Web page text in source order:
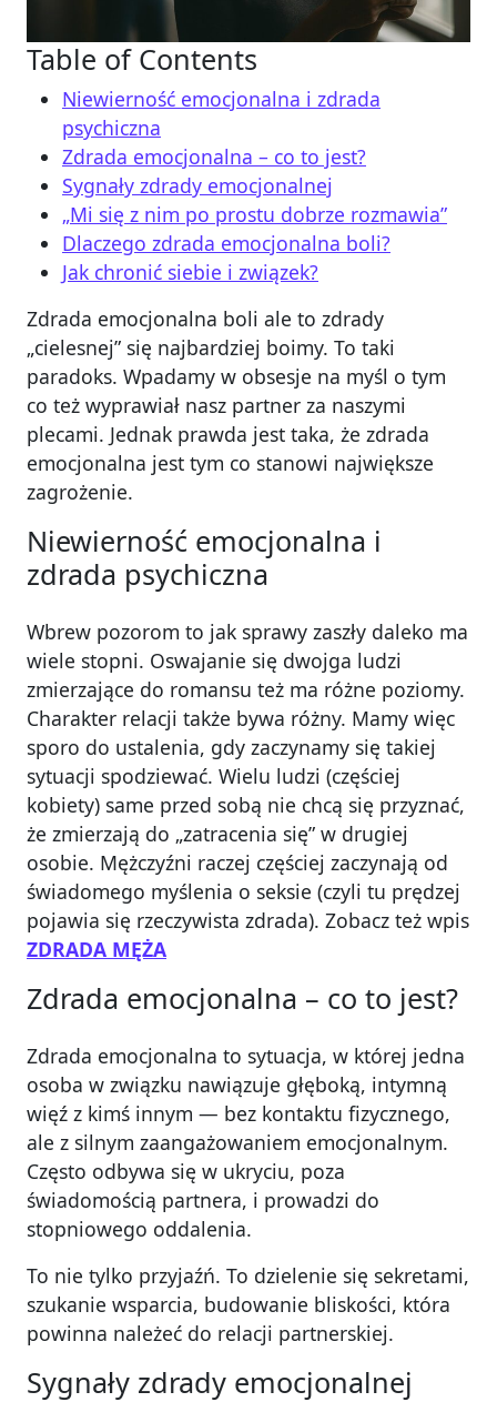
Table of Contents
Niewierność emocjonalna i zdrada
psychiczna
Zdrada emocjonalna – co to jest?
Sygnały zdrady emocjonalnej
„Mi się z nim po prostu dobrze rozmawia”
Dlaczego zdrada emocjonalna boli?
Jak chronić siebie i związek?
Zdrada emocjonalna boli ale to zdrady
„cielesnej” się najbardziej boimy. To taki
paradoks. Wpadamy w obsesje na myśl o tym
co też wyprawiał nasz partner za naszymi
plecami. Jednak prawda jest taka, że zdrada
emocjonalna jest tym co stanowi największe
zagrożenie.
Niewierność emocjonalna i
zdrada psychiczna
Wbrew pozorom to jak sprawy zaszły daleko ma
wiele stopni. Oswajanie się dwojga ludzi
zmierzające do romansu też ma różne poziomy.
Charakter relacji także bywa różny. Mamy więc
sporo do ustalenia, gdy zaczynamy się takiej
sytuacji spodziewać. Wielu ludzi (częściej
kobiety) same przed sobą nie chcą się przyznać,
że zmierzają do „zatracenia się” w drugiej
osobie. Mężczyźni raczej częściej zaczynają od
świadomego myślenia o seksie (czyli tu prędzej
pojawia się rzeczywista zdrada). Zobacz też wpis
ZDRADA MĘŻA
Zdrada emocjonalna – co to jest?
Zdrada emocjonalna to sytuacja, w której jedna
osoba w związku nawiązuje głęboką, intymną
więź z kimś innym — bez kontaktu fizycznego,
ale z silnym zaangażowaniem emocjonalnym.
Często odbywa się w ukryciu, poza
świadomością partnera, i prowadzi do
stopniowego oddalenia.
To nie tylko przyjaźń. To dzielenie się sekretami,
szukanie wsparcia, budowanie bliskości, która
powinna należeć do relacji partnerskiej.
Sygnały zdrady emocjonalnej